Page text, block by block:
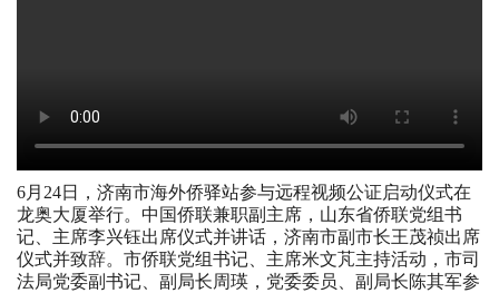
6月24日，济南市海外侨驿站参与远程视频公证启动仪式在
龙奥大厦举行。中国侨联兼职副主席，山东省侨联党组书
记、主席李兴钰出席仪式并讲话，济南市副市长王茂祯出席
仪式并致辞。市侨联党组书记、主席米文芃主持活动，市司
法局党委副书记、副局长周瑛，党委委员、副局长陈其军参